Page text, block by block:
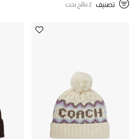
مزيد من التخفيضات
مستلزمات المنزل
تصنيف 2 نتائج بحث